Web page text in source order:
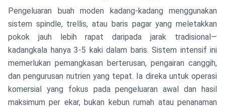
Pengeluaran buah moden kadang-kadang menggunakan
sistem spindle, trellis, atau baris pagar yang meletakkan
pokok jauh lebih rapat daripada jarak tradisional—
kadangkala hanya 3-5 kaki dalam baris. Sistem intensif ini
memerlukan pemangkasan berterusan, pengairan canggih,
dan pengurusan nutrien yang tepat. Ia direka untuk operasi
komersial yang fokus pada pengeluaran awal dan hasil
maksimum per ekar, bukan kebun rumah atau penanaman